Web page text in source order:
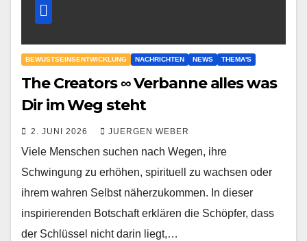
BEWUSTSEINSENTWICKLUNG NACHRICHTEN NEWS THEMA'S
The Creators ∞ Verbanne alles was
Dir im Weg steht
2. JUNI 2026 JUERGEN WEBER
Viele Menschen suchen nach Wegen, ihre
Schwingung zu erhöhen, spirituell zu wachsen oder
ihrem wahren Selbst näherzukommen. In dieser
inspirierenden Botschaft erklären die Schöpfer, dass
der Schlüssel nicht darin liegt,…